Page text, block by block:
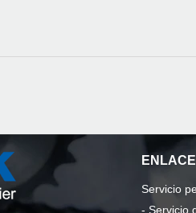
Servicio
- Servicio